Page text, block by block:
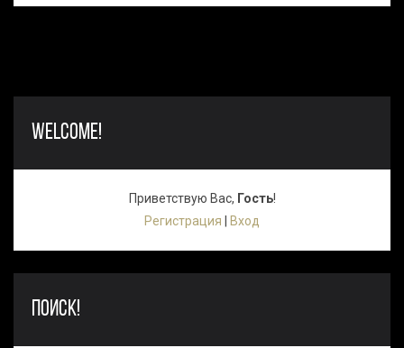
WELCOME!
Приветствую Вас, Гость!
Регистрация
Вход
ПОИСК!